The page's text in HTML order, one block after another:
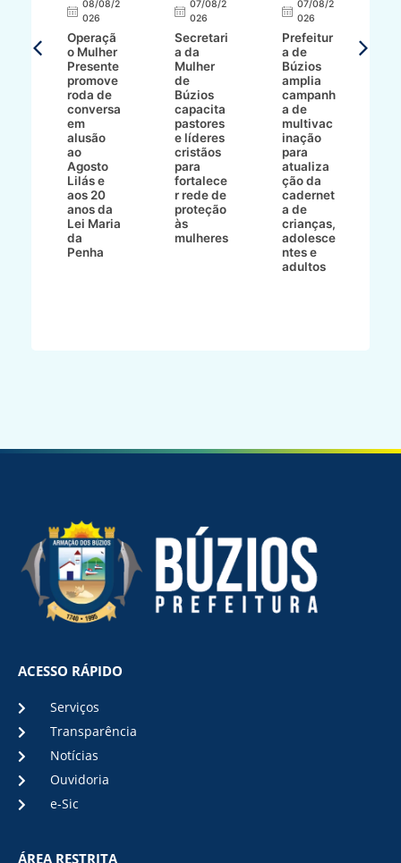
08/08/2
026
Operaçã
o Mulher
Presente
promove
roda de
conversa
em
alusão
ao
Agosto
Lilás e
aos 20
anos da
Lei Maria
da
Penha
07/08/2
026
Secretari
a da
Mulher
de
Búzios
capacita
pastores
e líderes
cristãos
para
fortalece
r rede de
proteção
às
mulheres
07/08/2
026
Prefeitur
a de
Búzios
amplia
campanh
a de
multivac
inação
para
atualiza
ção da
cadernet
a de
crianças,
adolesce
ntes e
adultos
ACESSO RÁPIDO
Serviços
Transparência
Notícias
Ouvidoria
e-Sic
ÁREA RESTRITA